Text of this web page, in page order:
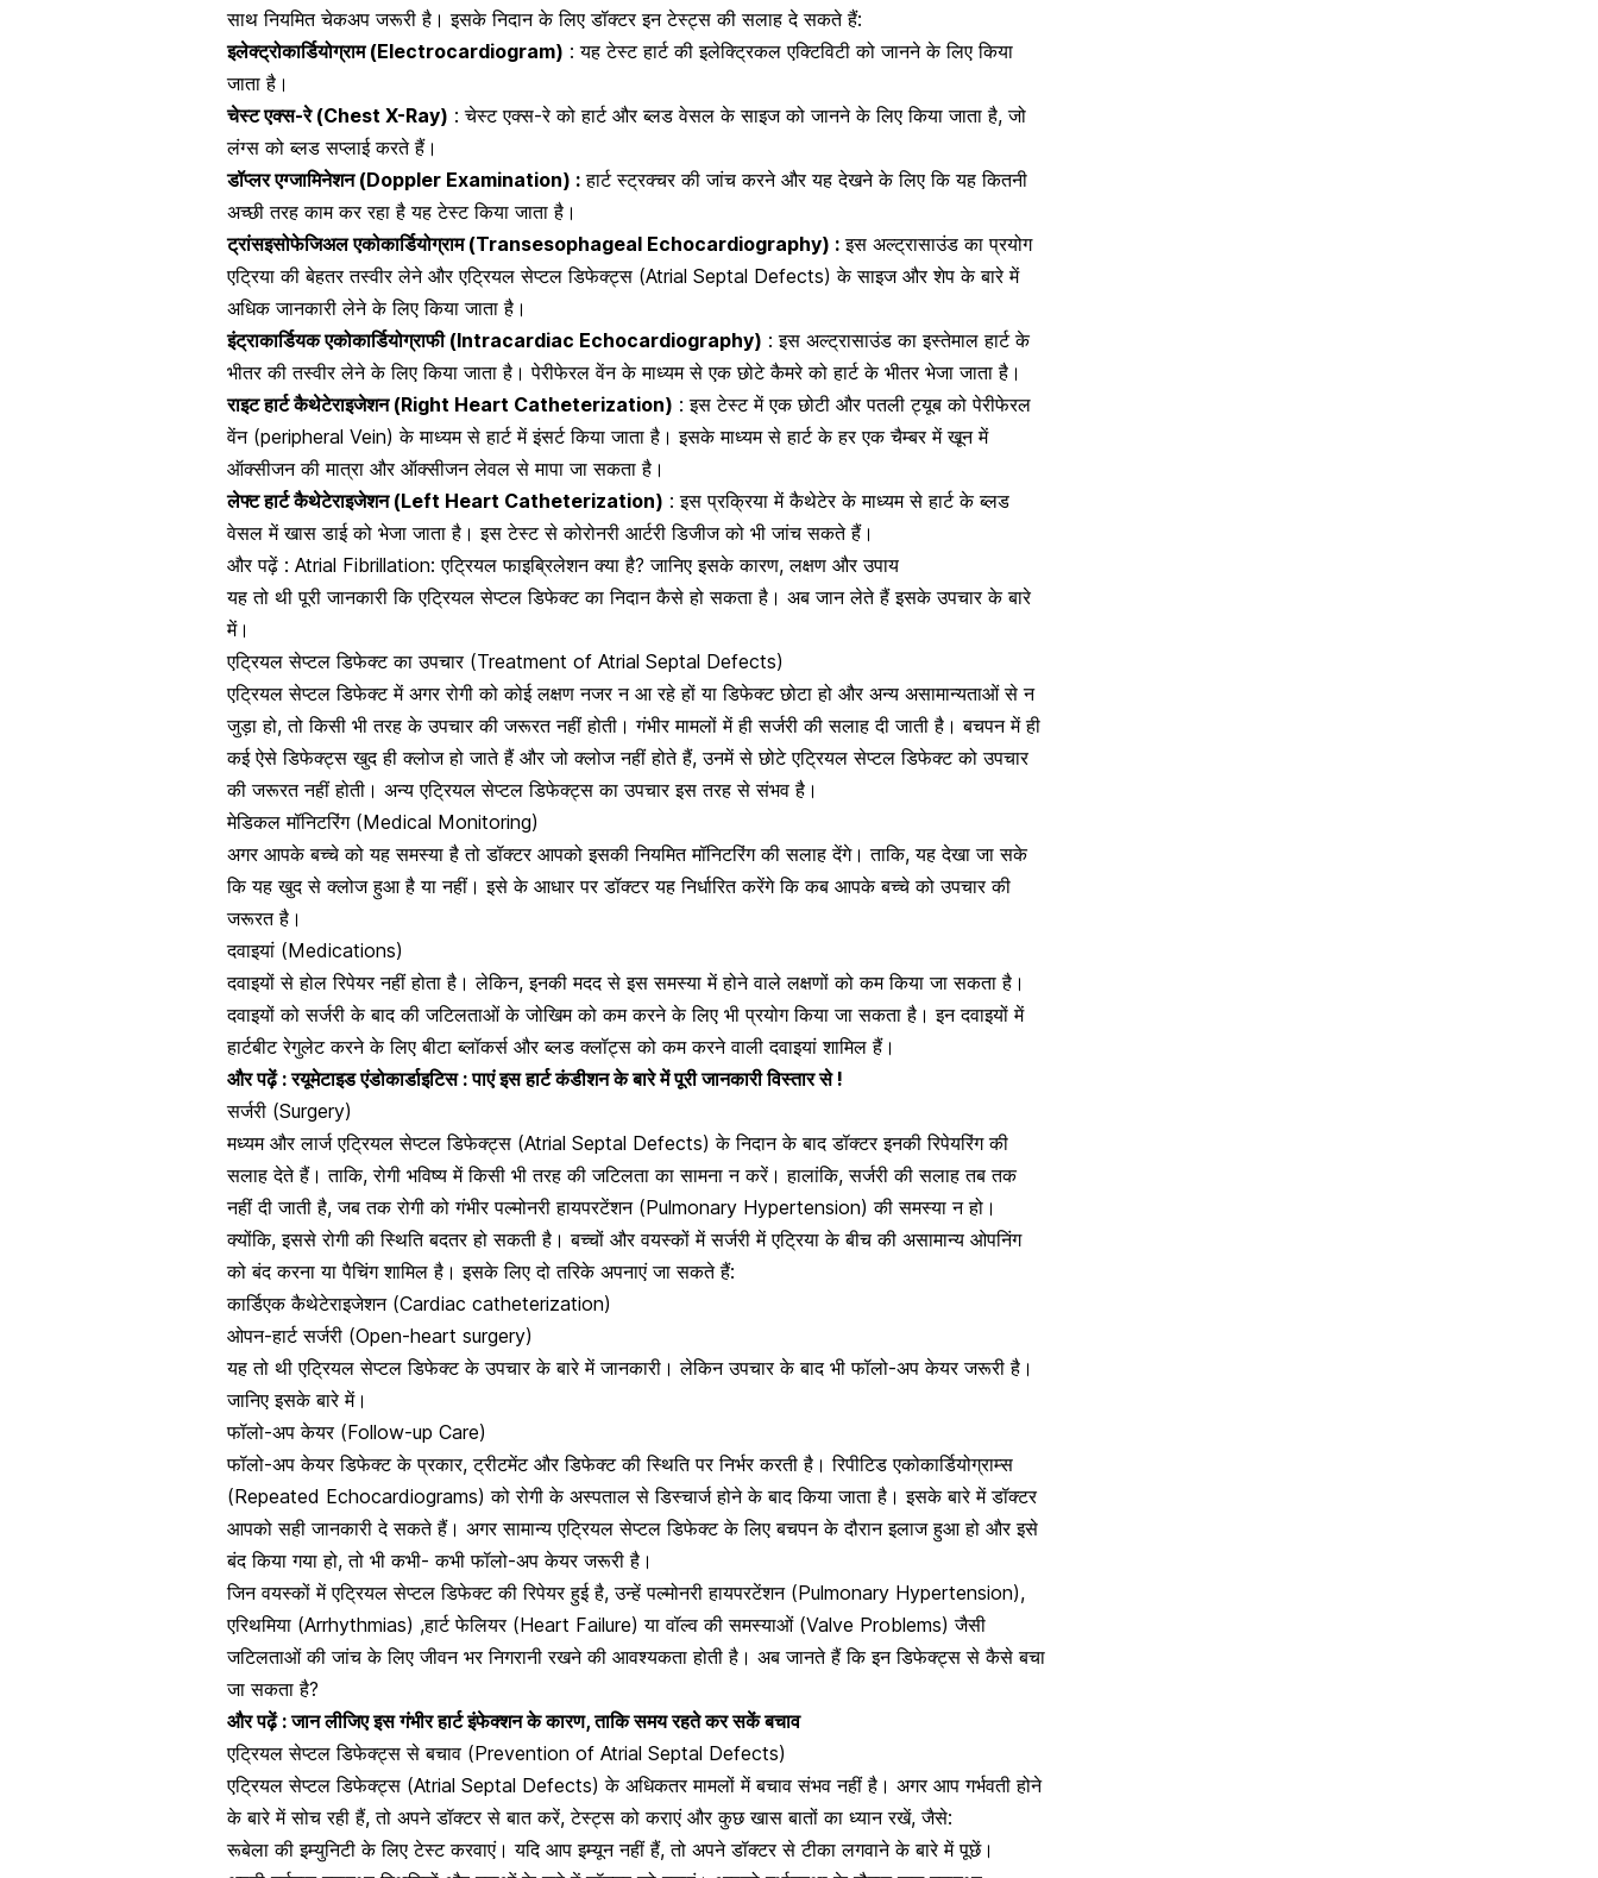
साथ नियमित चेकअप जरूरी है। इसके निदान के लिए डॉक्टर इन टेस्ट्स की सलाह दे सकते हैं:
इलेक्ट्रोकार्डियोग्राम (Electrocardiogram) : यह टेस्ट हार्ट की इलेक्ट्रिकल एक्टिविटी को जानने के लिए किया
जाता है।
चेस्ट एक्स-रे (Chest X-Ray) :चेस्ट एक्स-रे को हार्ट और ब्लड वेसल के साइजको जानने के लिए किया जाता है, जो
लंग्स को ब्लड सप्लाई करते हैं।
डॉप्लर एग्जामिनेशन (Doppler Examination) : हार्ट स्ट्रक्चर की जांच करने और यह देखने के लिए कि यह कितनी
अच्छी तरह काम कर रहा है यह टेस्ट किया जाता है।
ट्रांसइसोफेजिअल एकोकार्डियोग्राम (Transesophageal Echocardiography) : इस अल्ट्रासाउंड का प्रयोग
एट्रिया की बेहतर तस्वीर लेने और एट्रियल सेप्टल डिफेक्ट्स (Atrial Septal Defects) के साइज और शेप के बारे में
अधिक जानकारी लेने के लिए किया जाता है।
इंट्राकार्डियक एकोकार्डियोग्राफी (Intracardiac Echocardiography) : इस अल्ट्रासाउंड का इस्तेमाल हार्ट के
भीतर की तस्वीरलेने के लिए किया जाता है। पेरीफेरल वेंन के माध्यम से एक छोटे कैमरे को हार्ट के भीतर भेजा जाता है।
राइट हार्ट कैथेटेराइजेशन (Right Heart Catheterization) : इस टेस्ट में एक छोटी और पतली ट्यूब को पेरीफेरल
वेंन (peripheral Vein) के माध्यम से हार्ट में इंसर्ट किया जाता है। इसके माध्यम से हार्ट के हर एक चैम्बर में खून में
ऑक्सीजन की मात्रा और ऑक्सीजन लेवल से मापा जा सकता है।
लेफ्ट हार्ट कैथेटेराइजेशन (Left Heart Catheterization) : इस प्रक्रिया मेंकैथेटेर के माध्यम से हार्ट के ब्लड
वेसल में खास डाई को भेजा जाता है। इस टेस्ट से कोरोनरी आर्टरी डिजीज को भी जांच सकते हैं।
और पढ़ें : Atrial Fibrillation: एट्रियल फाइब्रिलेशन क्या है? जानिए इसके कारण, लक्षण और उपाय
यह तो थी पूरी जानकारी कि एट्रियल सेप्टल डिफेक्ट का निदान कैसे हो सकता है। अब जान लेते हैं इसके उपचार के बारे
में।
एट्रियल सेप्टल डिफेक्ट का उपचार (Treatment of Atrial Septal Defects)
एट्रियल सेप्टल डिफेक्ट में अगर रोगी को कोई लक्षण नजर न आ रहे हों या डिफेक्ट छोटा हो और अन्य असामान्यताओं से न
जुड़ा हो, तो किसी भी तरह के उपचार की जरूरत नहीं होती। गंभीर मामलों में ही सर्जरी की सलाह दी जाती है।बचपन में ही
कई ऐसे डिफेक्ट्स खुद ही क्लोज हो जाते हैंऔर जो क्लोज नहीं होते हैं, उनमें से छोटे एट्रियल सेप्टल डिफेक्ट को उपचार
की जरूरत नहीं होती। अन्य एट्रियल सेप्टल डिफेक्ट्स का उपचार इस तरह से संभव है।
मेडिकल मॉनिटरिंग (Medical Monitoring)
अगर आपके बच्चे को यह समस्या है तो डॉक्टर आपको इसकी नियमित मॉनिटरिंग की सलाह देंगे। ताकि, यह देखा जा सके
कि यह खुद से क्लोज हुआ है या नहीं। इसे के आधार पर डॉक्टर यह निर्धारित करेंगे कि कब आपके बच्चे को उपचार की
जरूरत है।
दवाइयां (Medications)
दवाइयों से होल रिपेयर नहीं होता है। लेकिन, इनकी मदद से इस समस्या में होने वाले लक्षणों को कम किया जा सकता है।
दवाइयों को सर्जरी के बाद की जटिलताओं के जोखिम को कम करने के लिए भी प्रयोग किया जा सकता है। इन दवाइयों में
हार्टबीट रेगुलेट करने के लिए बीटा ब्लॉकर्स औरब्लड क्लॉट्स को कम करने वाली दवाइयां शामिल हैं।
और पढ़ें :रयूमेटाइड एंडोकार्डाइटिस : पाएं इस हार्ट कंडीशन के बारे में पूरी जानकारी विस्तार से !
सर्जरी (Surgery)
मध्यम और लार्ज एट्रियल सेप्टल डिफेक्ट्स (Atrial Septal Defects) के निदान के बाद डॉक्टर इनकी रिपेयरिंग की
सलाह देते हैं। ताकि, रोगी भविष्य में किसी भी तरह की जटिलता का सामना न करें। हालांकि, सर्जरी की सलाह तब तक
नहीं दी जाती है, जब तकरोगी को गंभीर पल्मोनरी हायपरटेंशन(Pulmonary Hypertension) की समस्या न हो।
क्योंकि, इससे रोगी की स्थिति बदतर हो सकती है। बच्चों और वयस्कों में सर्जरी में एट्रिया के बीच की असामान्य ओपनिंग
को बंद करना या पैचिंग शामिल है। इसके लिए दो तरिके अपनाएं जा सकते हैं:
कार्डिएक कैथेटेराइजेशन (Cardiac catheterization)
ओपन-हार्ट सर्जरी (Open-heart surgery)
यह तो थी एट्रियल सेप्टल डिफेक्ट के उपचार के बारे में जानकारी। लेकिन उपचार के बाद भी फॉलो-अप केयर जरूरी है।
जानिए इसके बारे में।
फॉलो-अप केयर (Follow-up Care)
फॉलो-अप केयर डिफेक्ट के प्रकार, ट्रीटमेंट और डिफेक्ट की स्थिति पर निर्भर करती है। रिपीटिड एकोकार्डियोग्राम्स
(Repeated Echocardiograms) को रोगी के अस्पताल से डिस्चार्ज होने के बाद किया जाता है। इसके बारे में डॉक्टर
आपको सही जानकारी दे सकते हैं। अगर सामान्य एट्रियल सेप्टल डिफेक्ट के लिएबचपन के दौरान इलाज हुआ हो और इसे
बंद किया गया हो, तो भी कभी- कभी फॉलो-अप केयर जरूरी है।
जिन वयस्कों में एट्रियल सेप्टल डिफेक्ट की रिपेयर हुई है, उन्हेंपल्मोनरी हायपरटेंशन (Pulmonary Hypertension),
एरिथमिया (Arrhythmias) ,हार्ट फेलियर (Heart Failure) या वॉल्व की समस्याओं (Valve Problems) जैसी
जटिलताओं की जांच के लिए जीवन भर निगरानी रखने की आवश्यकता होती है। अब जानते हैं कि इन डिफेक्ट्स से कैसे बचा
जा सकता है?
और पढ़ें :जान लीजिए इस गंभीर हार्ट इंफेक्शन के कारण, ताकि समय रहते कर सकें बचाव
एट्रियल सेप्टल डिफेक्ट्स से बचाव (Prevention of Atrial Septal Defects)
एट्रियल सेप्टल डिफेक्ट्स (Atrial Septal Defects) के अधिकतर मामलों में बचाव संभव नहीं है। अगर आपगर्भवती होने
के बारे में सोच रही हैं, तो अपने डॉक्टर से बात करें, टेस्ट्स को कराएं और कुछ खास बातों का ध्यान रखें, जैसे:
रूबेला की इम्युनिटी के लिए टेस्ट करवाएं। यदि आप इम्यून नहीं हैं, तो अपने डॉक्टर से टीका लगवाने के बारे में पूछें।